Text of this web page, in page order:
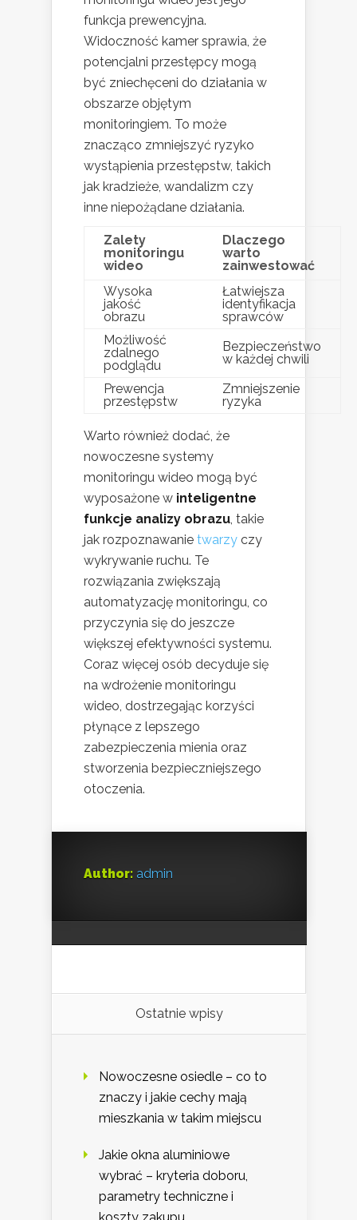
funkcja prewencyjna.
Widoczność kamer sprawia, że
potencjalni przestępcy mogą
być zniechęceni do działania w
obszarze objętym
monitoringiem. To może
znacząco zmniejszyć ryzyko
wystąpienia przestępstw, takich
jak kradzieże, wandalizm czy
inne niepożądane działania.
Zalety
monitoringu
wideo
Dlaczego
warto
zainwestować
Wysoka
jakość
obrazu
Łatwiejsza
identyfikacja
sprawców
Możliwość
zdalnego
podglądu
Bezpieczeństwo
w każdej chwili
Prewencja
przestępstw
Zmniejszenie
ryzyka
Warto również dodać, że
nowoczesne systemy
monitoringu wideo mogą być
wyposażone w inteligentne
funkcje analizy obrazu , takie
jak rozpoznawanie twarzy czy
wykrywanie ruchu. Te
rozwiązania zwiększają
automatyzację monitoringu, co
przyczynia się do jeszcze
większej efektywności systemu.
Coraz więcej osób decyduje się
na wdrożenie monitoringu
wideo, dostrzegając korzyści
płynące z lepszego
zabezpieczenia mienia oraz
stworzenia bezpieczniejszego
otoczenia.
Author: admin
Ostatnie wpisy
Nowoczesne osiedle – co to
znaczy i jakie cechy mają
mieszkania w takim miejscu
Jakie okna aluminiowe
wybrać – kryteria doboru,
parametry techniczne i
koszty zakupu